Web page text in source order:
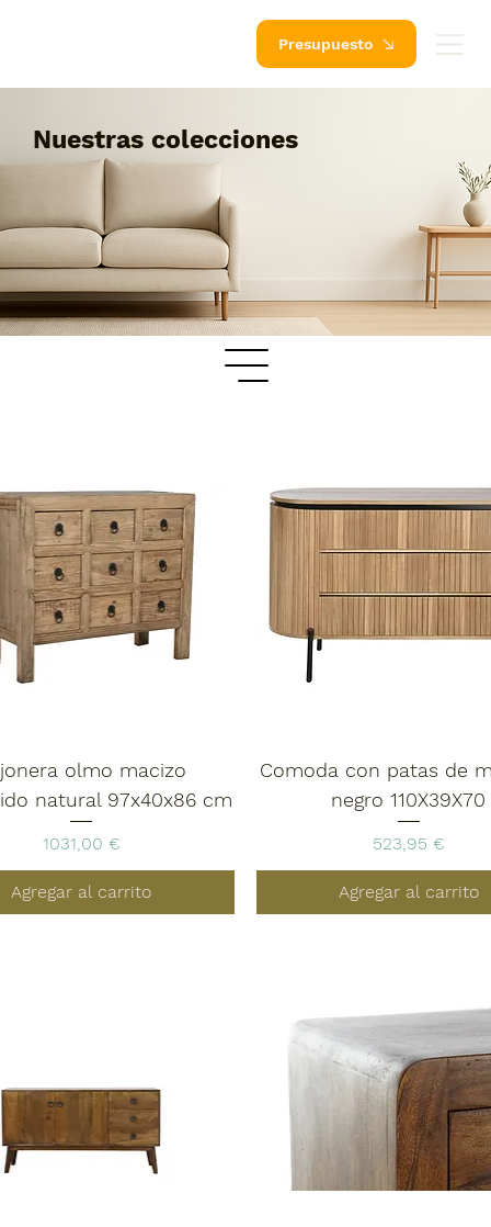
Presupuesto
Nuestras colecciones
olmo macizo
natural 97x40x86 cm
Precio
1031,00 €
Agregar al carrito
Comoda con patas de
negro 110X39X70
Precio
523,95 €
Agregar al carrito